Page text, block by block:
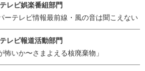
レビ娯楽番組部門
ーテレビ情報最前線・風の音は聞こえない
レビ報道活動部門
怖いか〜さまよえる核廃棄物」